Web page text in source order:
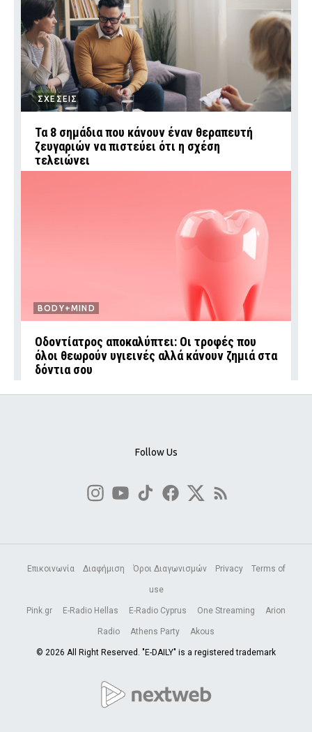
ΣΧΕΣΕΙΣ
Τα 8 σημάδια που κάνουν έναν θεραπευτή
ζευγαριών να πιστεύει ότι η σχέση
τελειώνει
BODY+MIND
Οδοντίατρος αποκαλύπτει: Οι τροφές που
όλοι θεωρούν υγιεινές αλλά κάνουν ζημιά στα
δόντια σου
Follow Us
Επικοινωνία Διαφήμιση Όροι Διαγωνισμών Privacy Terms of
use
Pink.gr E-Radio Hellas E-Radio Cyprus One Streaming Arion
Radio Athens Party Akous
© 2026 All Right Reserved. "E-DAILY" is a registered trademark